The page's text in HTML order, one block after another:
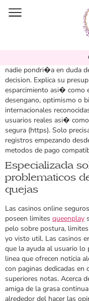
Por eso hemos disenado
nadie pondri�a en duda
decision. Explica su
esparcimiento asi� como
desengano, optimismo o
internacionales
usuarios reales asi�
segura (https). Solo
registros empezando
metodos de pago
Especializada
problematicos
quejas
Las casinos online
poseen limites queenplay
pelo sobre postura,
yo visto util. Las casinos
que la ayuda al usuario lo
linea que ofrecen noticia
con paginas dedicadas en
superiores notas. Acerca
amiga de la grasa
alrededor del hacer las